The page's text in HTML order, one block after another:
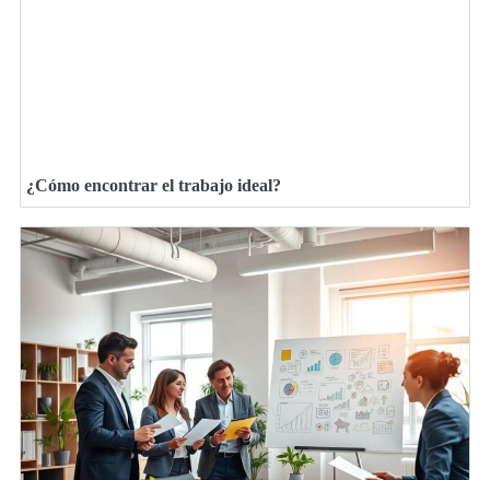
¿Cómo encontrar el trabajo ideal?